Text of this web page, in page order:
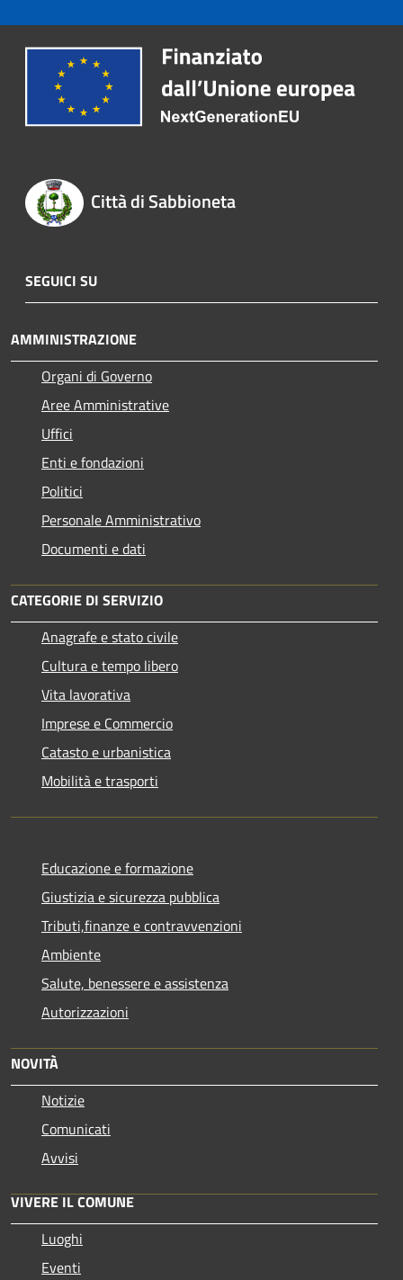
Città di Sabbioneta
SEGUICI SU
AMMINISTRAZIONE
Organi di Governo
Aree Amministrative
Uffici
Enti e fondazioni
Politici
Personale Amministrativo
Documenti e dati
CATEGORIE DI SERVIZIO
Anagrafe e stato civile
Cultura e tempo libero
Vita lavorativa
Imprese e Commercio
Catasto e urbanistica
Mobilità e trasporti
Educazione e formazione
Giustizia e sicurezza pubblica
Tributi,finanze e contravvenzioni
Ambiente
Salute, benessere e assistenza
Autorizzazioni
NOVITÀ
Notizie
Comunicati
Avvisi
VIVERE IL COMUNE
Luoghi
Eventi